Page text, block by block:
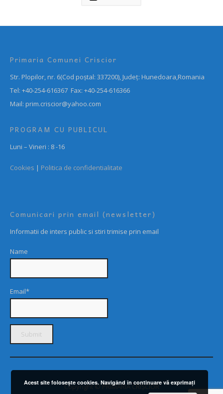
Primaria Comunei Criscior
Str. Plopilor, nr. 6(Cod poștal: 337200), Județ: Hunedoara,Romania
Tel: +40-254-616367 Fax: +40-254-616366
Mail: prim.criscior@yahoo.com
PROGRAM CU PUBLICUL
Luni – Vineri : 8 -16
Cookies | Politica de confidentialitate
Comunicari prin email (newsletter)
Informatii de inters public si stiri trimise prin email
Name
Email*
Copyright © PRIMARIA CRIȘCIOR
Acest site foloseşte cookies. Navigând în continuare vă exprimaţi